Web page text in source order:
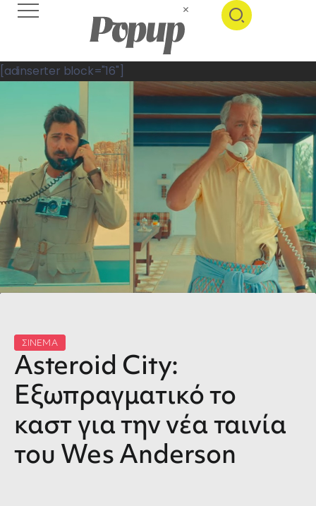
[adinserter block="16"]
ΣΙΝΕΜΑ
Asteroid City:
Εξωπραγματικό το
καστ για την νέα ταινία
του Wes Anderson